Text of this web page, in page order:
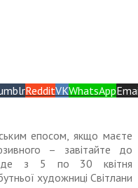
RedditVKWhatsApp
епосом, якщо маєте
– завітайте до
де з 5 по 30 квітня
художниці Світлани